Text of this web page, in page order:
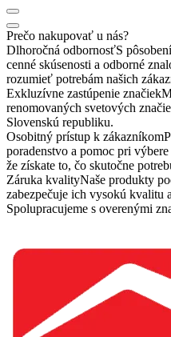
Prečo nakupovať u nás?
Dlhoročná odbornosťS
cenné skúsenosti a odborné
rozumieť potrebám našich
Exkluzívne zastúpenie značiek
renomovaných svetových
Slovenskú republiku.
Osobitný prístup k zákazníkom
poradenstvo a pomoc pri
že získate to, čo skutočne
Záruka kvalityNaše produkty
zabezpečuje ich vysokú kvalitu
Spolupracujeme s overenými